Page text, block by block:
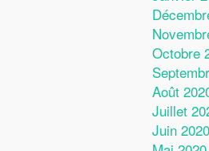
Octobre
Août
Juillet
Juin 2020